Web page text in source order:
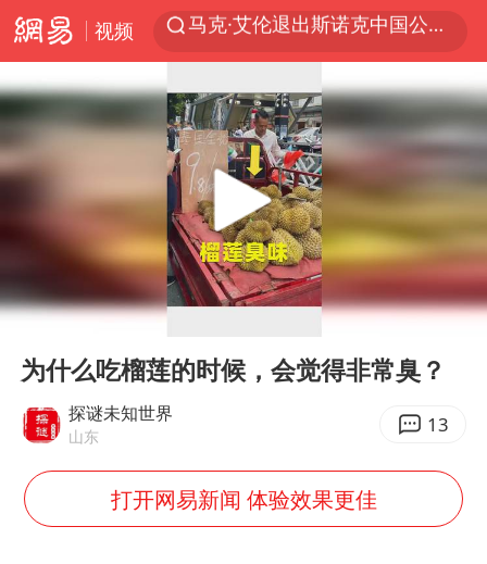
视频
新疆优化调整景区内自驾服务费
夏日经济乘“热”而上 消费市场向“新”而行
情侣平潭拍日出坠崖1死1伤
白海豚将正面袭击贯穿浙江
央视新主播李秋莹孙亚鹏亮相
酒店回应车内过夜被收150元
36岁男演员成景区NPC后人气爆棚
全民健身事业高质量发展
00:00 00:25
为什么吃榴莲的时候，会觉得非常臭？
探谜未知世界
山东 13
打开网易新闻 体验效果更佳